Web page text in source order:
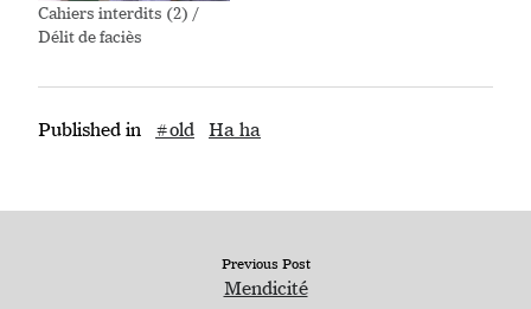
Cahiers interdits (2) /
Délit de faciès
Published in #old Ha ha
Previous Post
Mendicité